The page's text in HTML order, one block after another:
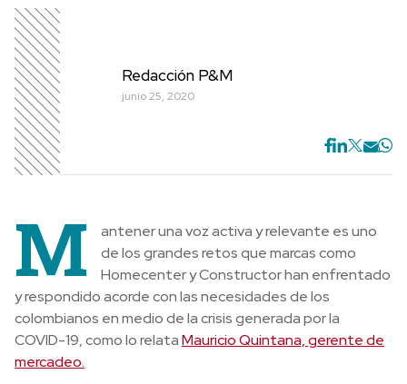
Redacción P&M
junio 25, 2020
M
antener una voz activa y relevante es uno
de los grandes retos que marcas como
Homecenter y Constructor han enfrentado
y respondido acorde con las necesidades de los
colombianos en medio de la crisis generada por la
COVID-19, como lo relataMauricio Quintana, gerente de
mercadeo.